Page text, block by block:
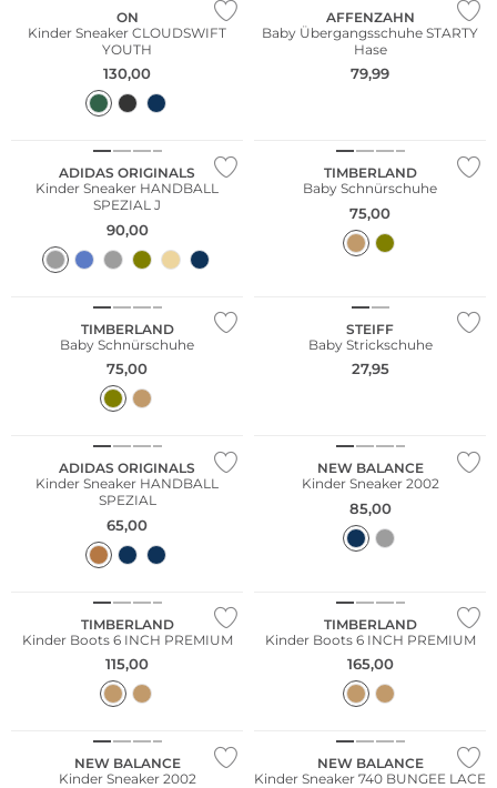
ON
Kinder Sneaker CLOUDSWIFT
YOUTH
130,00
AFFENZAHN
Baby Übergangsschuhe STARTY
Hase
79,99
ADIDAS ORIGINALS
Kinder Sneaker HANDBALL
SPEZIAL J
90,00
TIMBERLAND
Baby Schnürschuhe
75,00
TIMBERLAND
Baby Schnürschuhe
75,00
STEIFF
Baby Strickschuhe
27,95
ADIDAS ORIGINALS
Kinder Sneaker HANDBALL
SPEZIAL
65,00
NEW BALANCE
Kinder Sneaker 2002
85,00
TIMBERLAND
Kinder Boots 6 INCH PREMIUM
115,00
TIMBERLAND
Kinder Boots 6 INCH PREMIUM
165,00
NEW BALANCE
Kinder Sneaker 2002
NEW BALANCE
Kinder Sneaker 740 BUNGEE LACE